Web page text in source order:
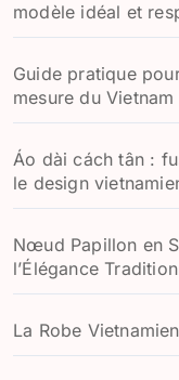
modèle idéal et
Guide pratique
mesure du Vietnam
Áo dài cách tân :
le design
Nœud Papillon en
l’Élégance
La Robe